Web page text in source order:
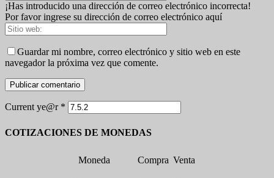
¡Has introducido una dirección de correo electrónico incorrecta!
Por favor ingrese su dirección de correo electrónico aquí
Guardar mi nombre, correo electrónico y sitio web en este
navegador la próxima vez que comente.
Current ye@r *
COTIZACIONES DE MONEDAS
Moneda Compra Venta